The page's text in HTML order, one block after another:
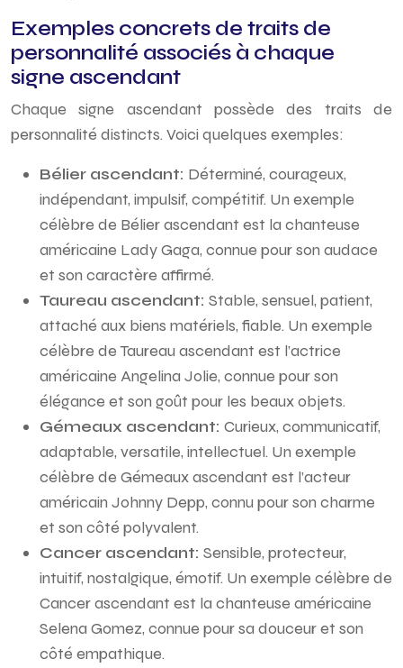
Exemples concrets de traits de
personnalité associés à chaque
signe ascendant
Chaque signe ascendant possède des traits de
personnalité distincts. Voici quelques exemples:
Bélier ascendant: Déterminé, courageux,
indépendant, impulsif, compétitif. Un exemple
célèbre de Bélier ascendant est la chanteuse
américaine Lady Gaga, connue pour son audace
et son caractère affirmé.
Taureau ascendant: Stable, sensuel, patient,
attaché aux biens matériels, fiable. Un exemple
célèbre de Taureau ascendant est l’actrice
américaine Angelina Jolie, connue pour son
élégance et son goût pour les beaux objets.
Gémeaux ascendant: Curieux, communicatif,
adaptable, versatile, intellectuel. Un exemple
célèbre de Gémeaux ascendant est l’acteur
américain Johnny Depp, connu pour son charme
et son côté polyvalent.
Cancer ascendant: Sensible, protecteur,
intuitif, nostalgique, émotif. Un exemple célèbre de
Cancer ascendant est la chanteuse américaine
Selena Gomez, connue pour sa douceur et son
côté empathique.